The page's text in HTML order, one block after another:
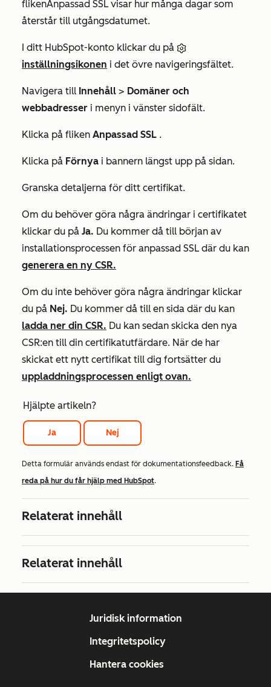
flikenAnpassad SSL visar hur många dagar som
återstår till utgångsdatumet.
I ditt HubSpot-konto klickar du på
inställningsikonen i det övre navigeringsfältet.
Navigera till Innehåll > Domäner och
webbadresser i menyn i vänster sidofält.
Klicka på fliken Anpassad SSL .
Klicka på Förnya i bannern längst upp på sidan.
Granska detaljerna för ditt certifikat.
Om du behöver göra några ändringar i certifikatet
klickar du på Ja. Du kommer då till början av
installationsprocessen för anpassad SSL där du kan
generera en ny CSR.
Om du inte behöver göra några ändringar klickar
du på Nej. Du kommer då till en sida där du kan
ladda ner din CSR. Du kan sedan skicka den nya
CSR:en till din certifikatutfärdare. När de har
skickat ett nytt certifikat till dig fortsätter du
uppladdningsprocessen enligt ovan.
Hjälpte artikeln?
Ja Nej
Detta formulär används endast för dokumentationsfeedback. Få
reda på hur du får hjälp med HubSpot.
Relaterat innehåll
Relaterat innehåll
Juridisk information
Integritetspolicy
Hantera cookies